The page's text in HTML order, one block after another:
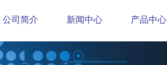
公司简介 新闻中心 产品中心